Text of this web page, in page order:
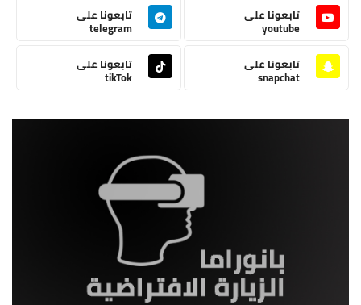
تابعونا على
youtube
تابعونا على
telegram
تابعونا على
snapchat
تابعونا على
tikTok